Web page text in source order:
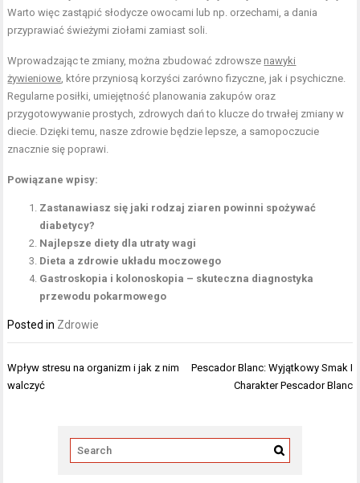
Warto więc zastąpić słodycze owocami lub np. orzechami, a dania
przyprawiać świeżymi ziołami zamiast soli.
Wprowadzając te zmiany, można zbudować zdrowsze nawyki
żywieniowe, które przyniosą korzyści zarówno fizyczne, jak i psychiczne.
Regularne posiłki, umiejętność planowania zakupów oraz
przygotowywanie prostych, zdrowych dań to klucze do trwałej zmiany w
diecie. Dzięki temu, nasze zdrowie będzie lepsze, a samopoczucie
znacznie się poprawi.
Powiązane wpisy:
Zastanawiasz się jaki rodzaj ziaren powinni spożywać
diabetycy?
Najlepsze diety dla utraty wagi
Dieta a zdrowie układu moczowego
Gastroskopia i kolonoskopia – skuteczna diagnostyka
przewodu pokarmowego
Posted in Zdrowie
Nawigacja
wpisu
Wpływ stresu na organizm i jak z nim
walczyć
Pescador Blanc: Wyjątkowy Smak I
Charakter Pescador Blanc